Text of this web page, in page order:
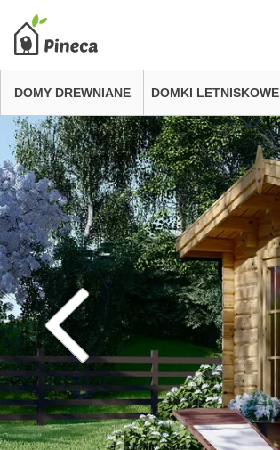
DOMY DREWNIANE DOMKI LETNISKOWE